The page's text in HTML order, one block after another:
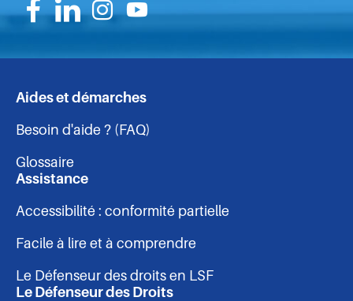
Suivez-
nous
sur
Suivez-
nous
sur
Suivez-
nous
sur
Suivez-
nous
Navigation
-
pied
de
page
Aides et démarches
Besoin d'aide ? (FAQ)
Glossaire
Assistance
Accessibilité : conformité partielle
Facile à lire et à comprendre
Le Défenseur des droits en LSF
Le Défenseur des Droits